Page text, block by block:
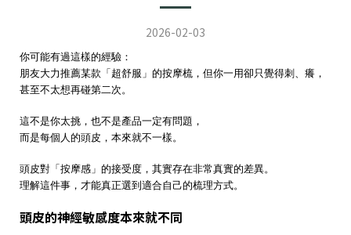
2026-02-03
你可能有過這樣的經驗：
朋友大力推薦某款「超舒服」的按摩梳，但你一用卻只覺得刺、癢，
甚至不太想再碰第二次。
這不是你太挑，也不是產品一定有問題，
而是每個人的頭皮，本來就不一樣。
頭皮對「按摩感」的接受度，其實存在非常真實的差異。
理解這件事，才能真正選到適合自己的梳理方式。
頭皮的神經敏感度本來就不同